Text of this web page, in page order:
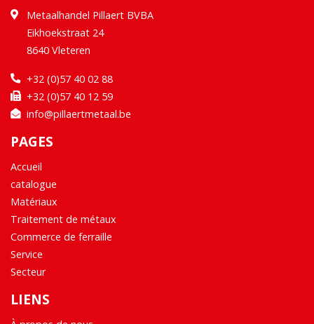
Metaalhandel Pillaert BVBA
Eikhoekstraat 24
8640 Vleteren
+32 (0)57 40 02 88
+32 (0)57 40 12 59
info@pillaertmetaal.be
PAGES
Accueil
catalogue
Matériaux
Traitement de métaux
Commerce de ferraille
Service
Secteur
LIENS